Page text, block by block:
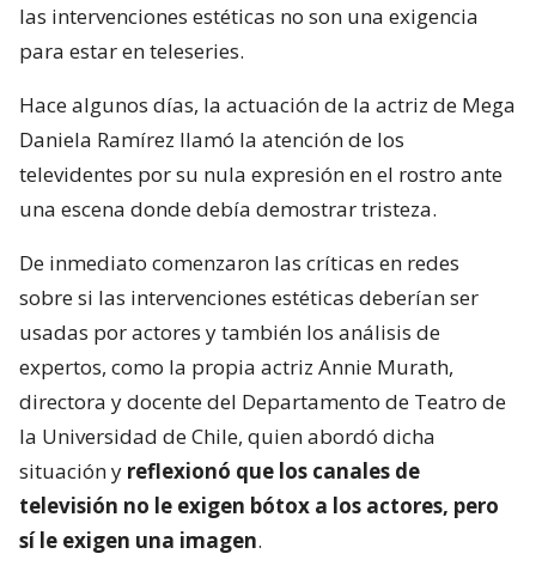
las intervenciones estéticas no son una exigencia
para estar en teleseries.
Hace algunos días, la actuación de la actriz de Mega
Daniela Ramírez llamó la atención de los
televidentes por su nula expresión en el rostro ante
una escena donde debía demostrar tristeza.
De inmediato comenzaron las críticas en redes
sobre si las intervenciones estéticas deberían ser
usadas por actores y también los análisis de
expertos, como la propia actriz Annie Murath,
directora y docente del Departamento de Teatro de
la Universidad de Chile, quien abordó dicha
situación y reflexionó que los canales de
televisión no le exigen bótox a los actores, pero
sí le exigen una imagen.